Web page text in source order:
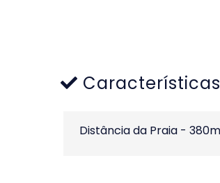
Distância da Praia - 380m